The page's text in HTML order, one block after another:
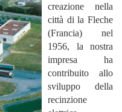
creazione nella
città di la Fleche
(Francia) nel
1956, la nostra
impresa ha
contribuito allo
sviluppo della
recinzione